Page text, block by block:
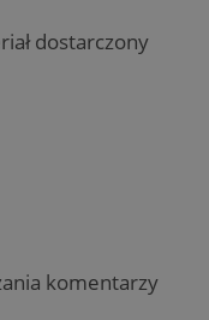
dostarczony
komentarzy